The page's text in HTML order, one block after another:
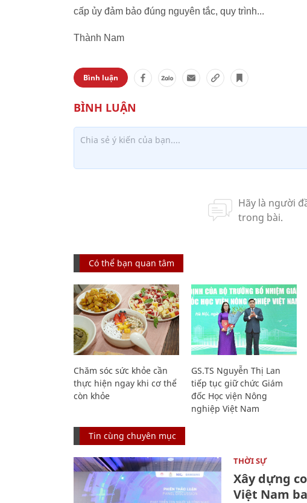
cấp ủy đảm bảo đúng nguyên tắc, quy trình...
Thành Nam
Bình luận
Có thể bạn quan tâm
Chăm sóc sức khỏe cần
thực hiện ngay khi cơ thể
còn khỏe
GS.TS Nguyễn Thị Lan
tiếp tục giữ chức Giám
đốc Học viện Nông
nghiệp Việt Nam
Tin cùng chuyên mục
THỜI SỰ
Xây dựng
Việt Nam